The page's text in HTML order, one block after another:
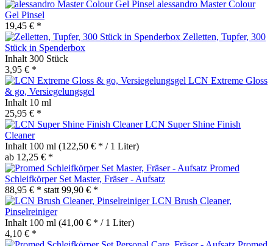
alessandro Master Colour
Gel Pinsel
19,45 € *
Zelletten, Tupfer, 300
Stück in Spenderbox
Inhalt 300 Stück
3,95 € *
LCN Extreme Gloss
& go, Versiegelungsgel
Inhalt 10 ml
25,95 € *
LCN Super Shine Finish
Cleaner
Inhalt 100 ml (122,50 € * / 1 Liter)
ab 12,25 € *
Promed
Schleifkörper Set Master, Fräser - Aufsatz
88,95 € * statt 99,90 € *
LCN Brush Cleaner,
Pinselreiniger
Inhalt 100 ml (41,00 € * / 1 Liter)
4,10 € *